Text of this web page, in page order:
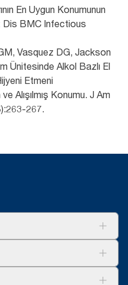
En Uygun Konumunun
Dis BMC Infectious
Vasquez DG, Jackson
Ünitesinde Alkol Bazlı El
Etmeni
Alışılmış Konumu. J Am
267.